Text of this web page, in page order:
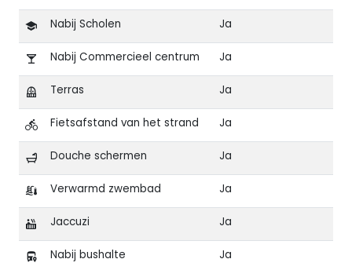
Nabij Scholen Ja
Nabij Commercieel centrum Ja
Terras Ja
Fietsafstand van het strand Ja
Douche schermen Ja
Verwarmd zwembad Ja
Jaccuzi Ja
Nabij bushalte Ja